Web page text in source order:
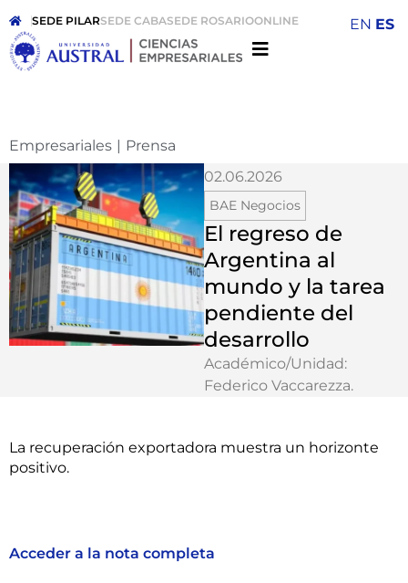
SEDE PILARSEDE CABASEDE ROSARIOONLINE
Empresariales | Prensa
02.06.2026
BAE Negocios
El regreso de
Argentina al
mundo y la tarea
pendiente del
desarrollo
Académico/Unidad:
Federico Vaccarezza.
La recuperación exportadora muestra un horizonte
positivo.
Acceder a la nota completa
EN ES